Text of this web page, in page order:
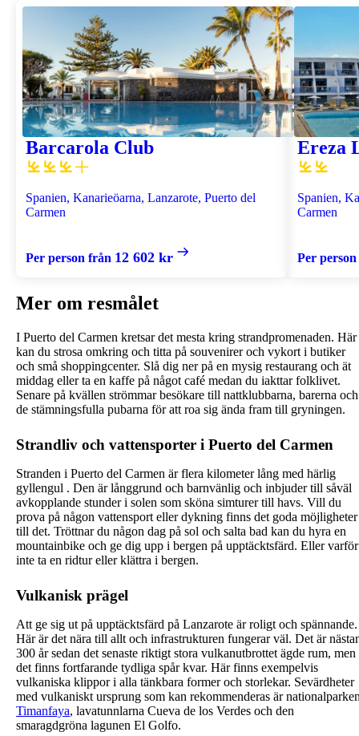
Barcarola Club
Spanien, Kanarieöarna, Lanzarote, Puerto del
Carmen
Per person från 12 602 kr
Ereza
Spanien,
Carmen
Per
Mer om resmålet
I Puerto del Carmen kretsar det mesta kring strandpromenaden. Här
kan du strosa omkring och titta på souvenirer och vykort i butiker
och små shoppingcenter. Slå dig ner på en mysig restaurang och ät
middag eller ta en kaffe på något café medan du iakttar folklivet.
Senare på kvällen strömmar besökare till nattklubbarna, barerna och
de stämningsfulla pubarna för att roa sig ända fram till gryningen.
Strandliv och vattensporter i Puerto del Carmen
Stranden i Puerto del Carmen är flera kilometer lång med härlig
gyllengul . Den är långgrund och barnvänlig och inbjuder till såväl
avkopplande stunder i solen som sköna simturer till havs. Vill du
prova på någon vattensport eller dykning finns det goda möjligheter
till det. Tröttnar du någon dag på sol och salta bad kan du hyra en
mountainbike och ge dig upp i bergen på upptäcktsfärd. Eller varför
inte ta en ridtur eller klättra i bergen.
Vulkanisk prägel
Att ge sig ut på upptäcktsfärd på Lanzarote är roligt och spännande.
Här är det nära till allt och infrastrukturen fungerar väl. Det är
300 år sedan det senaste riktigt stora vulkanutbrottet ägde rum, men
det finns fortfarande tydliga spår kvar. Här finns exempelvis
vulkaniska klippor i alla tänkbara former och storlekar. Sevärdheter
med vulkaniskt ursprung som kan rekommenderas är
Timanfaya, lavatunnlarna Cueva de los Verdes och den
smaragdgröna lagunen El Golfo.